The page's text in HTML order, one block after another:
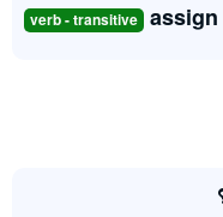
verb - transitive assign